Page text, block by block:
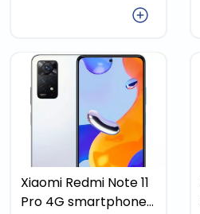
Xiaomi Redmi Note 11
Pro 4G smartphone